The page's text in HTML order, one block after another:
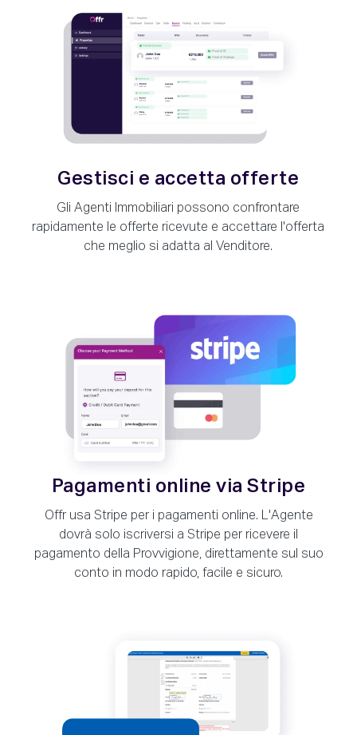
Gestisci e accetta offerte
Gli Agenti Immobiliari possono confrontare
rapidamente le offerte ricevute e accettare l'offerta
che meglio si adatta al Venditore.
Pagamenti online via Stripe
Offr usa Stripe per i pagamenti online. L'Agente
dovrà solo iscriversi a Stripe per ricevere il
pagamento della Provvigione, direttamente sul suo
conto in modo rapido, facile e sicuro.